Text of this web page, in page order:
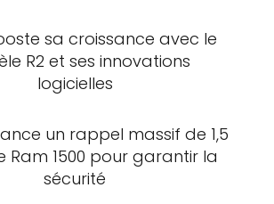
sa croissance avec le
R2 et ses innovations
logicielles
un rappel massif de 1,5
Ram 1500 pour garantir la
sécurité